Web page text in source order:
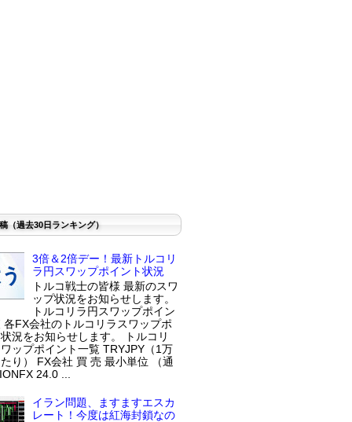
（過去30日ランキング）
3倍＆2倍デー！最新トルコリ
ラ円スワップポイント状況
トルコ戦士の皆様 最新のスワ
ップ状況をお知らせします。
トルコリラ円スワップポイン
各FX会社のトルコリラスワップポ
況をお知らせします。 トルコリ
ップポイント一覧 TRYJPY（1万
り） FX会社 買 売 最小単位 （通
24.0 ...
イラン問題、ますますエスカ
レート！今度は紅海封鎖なの